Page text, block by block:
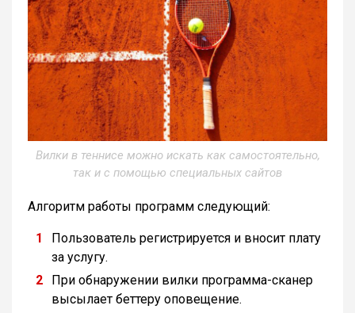
Вилки в теннисе можно искать как самостоятельно,
так и с помощью специальных сайтов
Алгоритм работы программ следующий:
Пользователь регистрируется и вносит плату
за услугу.
При обнаружении вилки программа-сканер
высылает беттеру оповещение.